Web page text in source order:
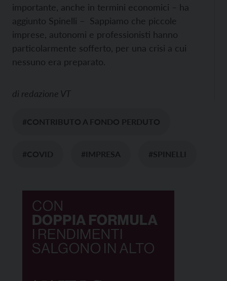
importante, anche in termini economici – ha
aggiunto Spinelli – Sappiamo che piccole
imprese, autonomi e professionisti hanno
particolarmente sofferto, per una crisi a cui
nessuno era preparato.
di redazione VT
#CONTRIBUTO A FONDO PERDUTO
#COVID #IMPRESA #SPINELLI